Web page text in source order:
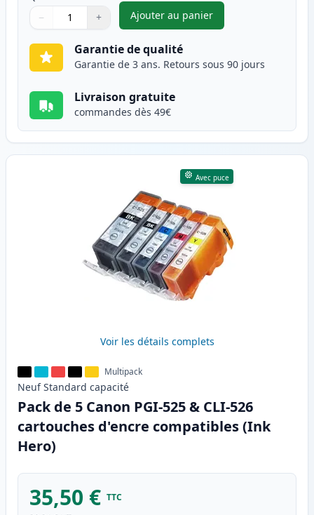
Quantité
Utilisez les boutons pour ajuster
− +
Quantité
Ajouter au panier
,Pack de 6 Canon PGI-525 &
Garantie de qualité
Garantie de 3 ans. Retours sous 90 jours
Livraison gratuite
commandes dès 49€
Avec puce
Voir les détails complets
Multipack
Neuf Standard capacité
Pack de 5 Canon PGI-525 & CLI-526
cartouches d'encre compatibles (Ink
Hero)
35,50 € TTC